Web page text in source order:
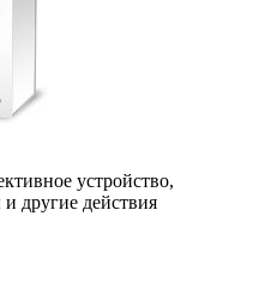
устройство,
другие действия